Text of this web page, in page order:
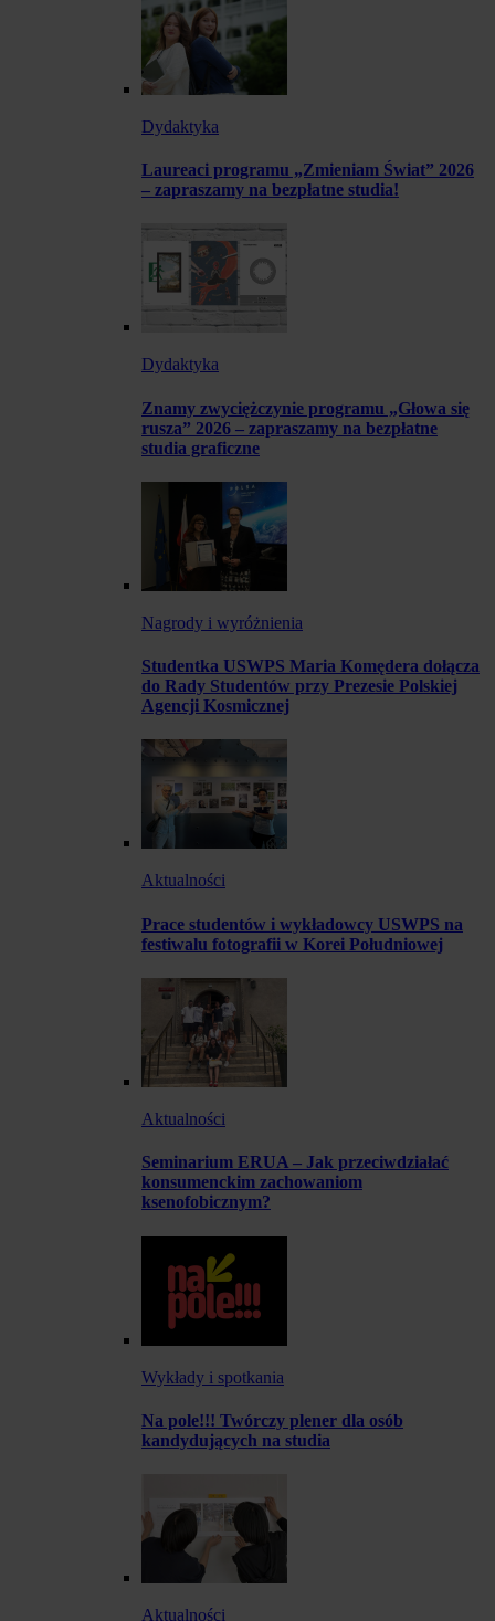
Dydaktyka
Laureaci programu „Zmieniam Świat” 2026
– zapraszamy na bezpłatne studia!
Dydaktyka
Znamy zwyciężczynie programu „Głowa się
rusza” 2026 – zapraszamy na bezpłatne
studia graficzne
Nagrody i wyróżnienia
Studentka USWPS Maria Komędera dołącza
do Rady Studentów przy Prezesie Polskiej
Agencji Kosmicznej
Aktualności
Prace studentów i wykładowcy USWPS na
festiwalu fotografii w Korei Południowej
Aktualności
Seminarium ERUA – Jak przeciwdziałać
konsumenckim zachowaniom
ksenofobicznym?
Wykłady i spotkania
Na pole!!! Twórczy plener dla osób
kandydujących na studia
Aktualności